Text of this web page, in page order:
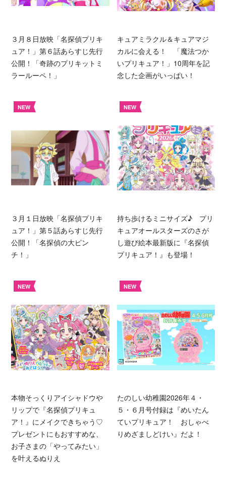
３月８日放映「名探偵プリキ
ュア！」第６話あらすじ先行
公開！「奇跡のプリキットミ
ラールーペ！」
キュアミラクル＆キュアマジ
カルに会える！ 「魔法つか
いプリキュア！」10周年を記
念した企画がいっぱい！
NEW
３月１日放映「名探偵プリキ
ュア！」第５話あらすじ先行
公開！「名探偵の大ピン
チ！」
NEW
持ち歩けるミニサイズ♪ プリ
キュアオールスターズのさが
し遊び絵本最新版に『名探偵
プリキュア！』も登場！
NEW
本物そっくりアイシャドウや
リップで『名探偵プリキュ
ア！』にメイクできちゃう♡
プレゼントにもおすすめな、
お子さまの「やってみたい」
を叶えるぬりえ
NEW
たのしい幼稚園2026年４・
５・６月号付録は『めいたん
ていプリキュア！ おしゃべ
りめざましどけい』だよ！